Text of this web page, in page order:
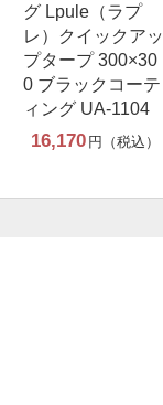
グ Lpule（ラプ
レ）クイックアッ
プタープ 300×30
0 ブラックコーテ
ィング UA-1104
16,170 円（税込）